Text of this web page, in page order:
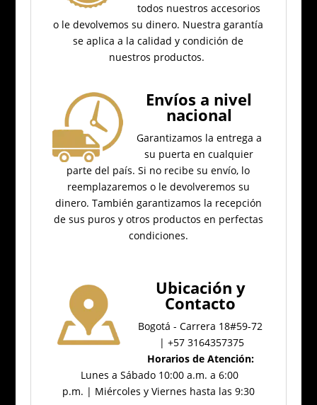
todos nuestros accesorios
o le devolvemos su dinero. Nuestra garantía
se aplica a la calidad y condición de
nuestros productos.
Envíos a nivel
nacional
Garantizamos la entrega a
su puerta en cualquier
parte del país. Si no recibe su envío, lo
reemplazaremos o le devolveremos su
dinero. También garantizamos la recepción
de sus puros y otros productos en perfectas
condiciones.
Ubicación y
Contacto
Bogotá - Carrera 18#59-72
| +57 3164357375
Horarios de Atención:
Lunes a Sábado 10:00 a.m. a 6:00
p.m. | Miércoles y Viernes hasta las 9:30